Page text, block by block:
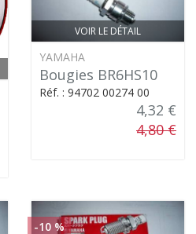
VOIR LE DÉTAIL
YAMAHA
Bougies BR6HS10
Réf. : 94702 00274 00
4,32 €
4,80 €
-10 %